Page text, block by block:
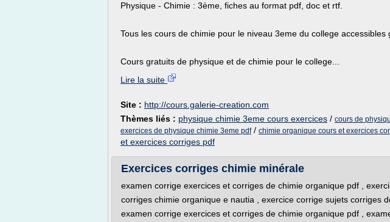
Physique - Chimie : 3ème, fiches au format pdf, doc et rtf.
Tous les cours de chimie pour le niveau 3eme du college accessibles
Cours gratuits de physique et de chimie pour le college...
Lire la suite
Site : http://cours.galerie-creation.com
Thèmes liés : physique chimie 3eme cours exercices / cours de
exercices de physique chimie 3eme pdf/ chimie organique cours et exercices
et exercices corriges pdf
Exercices corriges chimie minérale
examen corrige exercices et corriges de chimie organique pdf ,
corriges chimie organique e nautia , exercice corrige sujets corriges
examen corrige exercices et corriges de chimie organique pdf ,